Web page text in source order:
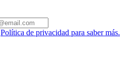
Política de privacidad para saber más.